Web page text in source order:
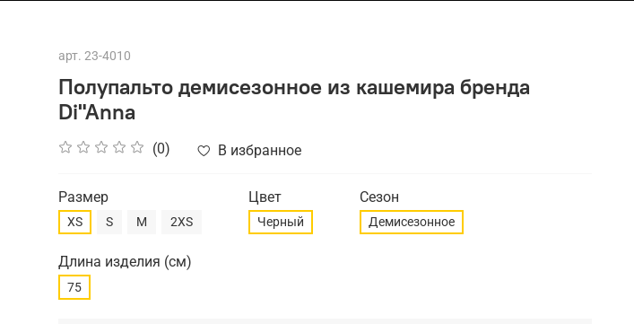
арт. 23-4010
Полупальто демисезонное из кашемира бренда
Di"Anna
(0) В избранное
Размер
XS S M 2XS
Цвет
Черный
Сезон
Демисезонное
Длина изделия (см)
75